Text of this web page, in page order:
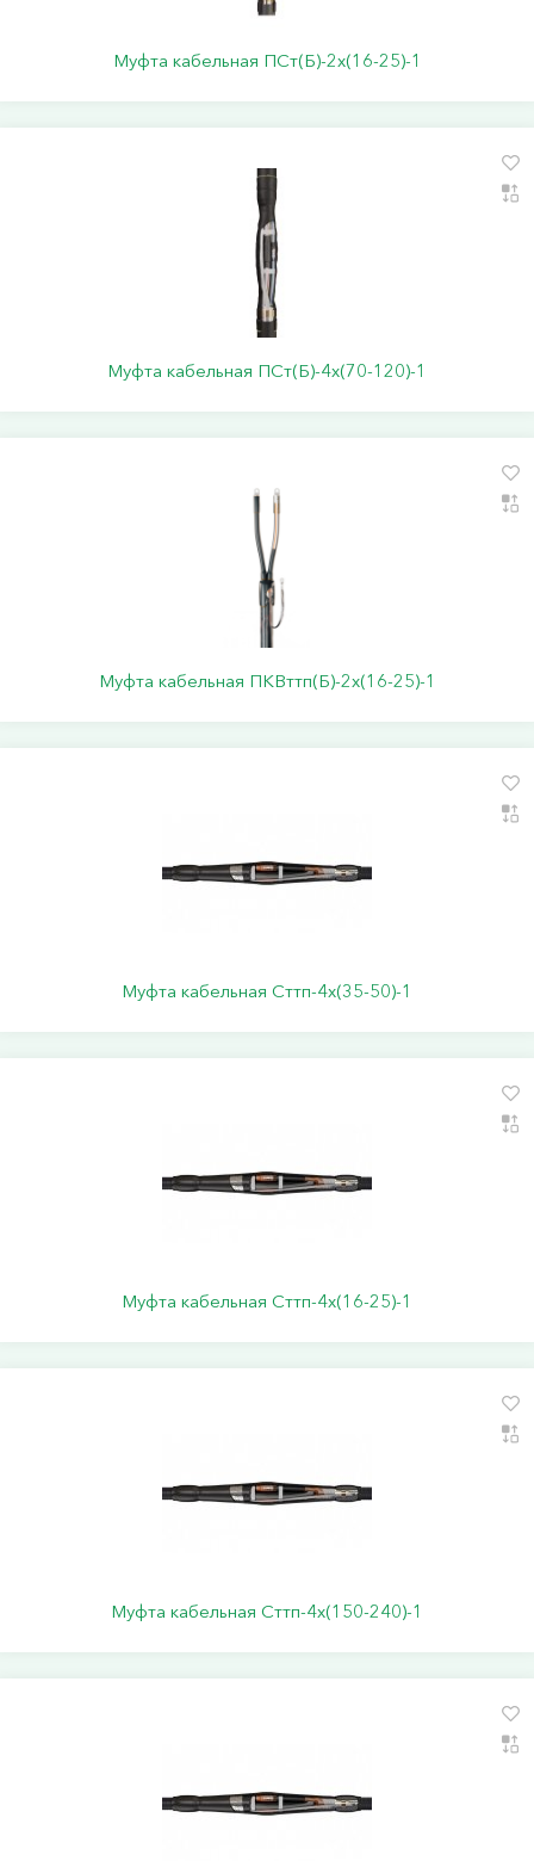
Муфта кабельная ПСт(Б)-2х(16-25)-1
Муфта кабельная ПСт(Б)-4х(70-120)-1
Муфта кабельная ПКВттп(Б)-2х(16-25)-1
Муфта кабельная Сттп-4х(35-50)-1
Муфта кабельная Сттп-4х(16-25)-1
Муфта кабельная Сттп-4х(150-240)-1